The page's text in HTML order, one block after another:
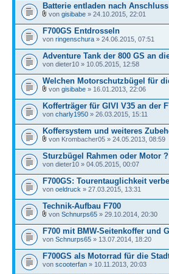
Batterie entladen nach
von gisibabe » 24.10.2015, 22:01
F700GS Entdrosseln
von ringenschura » 24.06.2015, 07:51
Adventure Tank der 800 GS an
von dieter10 » 10.05.2015, 12:58
Welchen Motorschutzbügel für
von gisibabe » 16.01.2013, 22:06
Kofferträger für GIVI V35 an der
von charly1950 » 26.03.2015, 15:11
Koffersystem und weiteres
von Krombacher05 » 24.05.2013, 08:59
Sturzbügel Rahmen oder Motor ?
von dieter10 » 04.05.2015, 00:07
F700GS: Tourentauglichkeit
von oeldruck » 27.03.2015, 13:31
Technik-Aufbau F700
von Schnurps65 » 29.10.2014, 20:30
F700 mit BMW-Seitenkoffer und
von Schnurps65 » 13.07.2014, 18:20
F700GS als Motorrad für die
von scooterfan » 10.11.2013, 20:03